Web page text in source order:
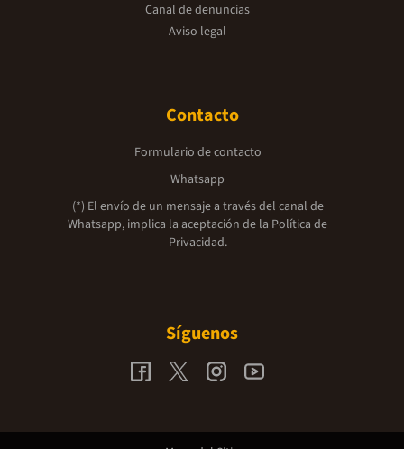
Canal de denuncias
Aviso legal
Contacto
Formulario de contacto
Whatsapp
(*) El envío de un mensaje a través del canal de
Whatsapp, implica la aceptación de la Política de
Privacidad.
Síguenos